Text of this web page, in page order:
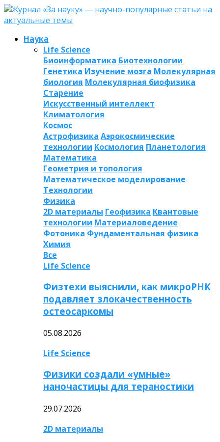
Наука
Life Science
Биоинформатика Биотехнологии
Генетика Изучение мозга Молекулярная
биология Молекулярная биофизика
Старение
Искусственный интеллект
Климатология
Космос
Астрофизика Аэрокосмические
технологии Космология Планетология
Математика
Геометрия и топология
Математическое моделирование
Технологии
Физика
2D материалы Геофизика Квантовые
технологии Материаловедение
Фотоника Фундаментальная физика
Химия
Все
Life Science
Физтехи выяснили, как микроРНК
подавляет злокачественность
остеосаркомы
05.08.2026
Life Science
Физики создали «умные»
наночастицы для тераностики
29.07.2026
2D материалы